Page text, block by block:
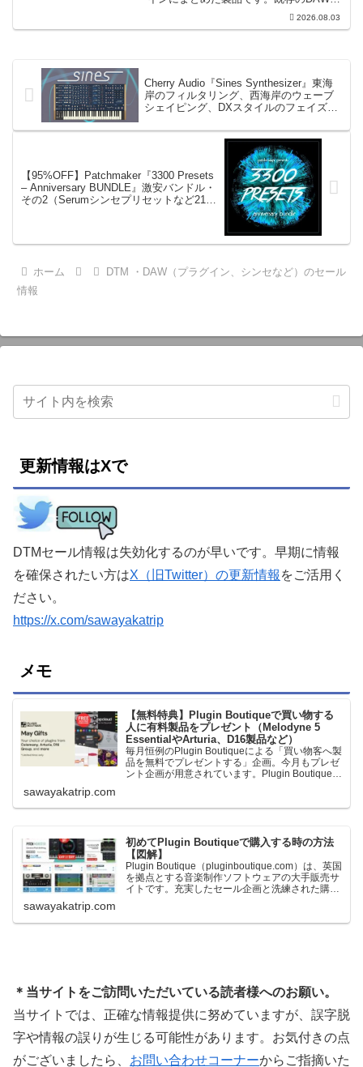
乗り換えることなく、68種類のシンセや
2026.08.03
Cherry Audio『Sines Synthesizer』東海
岸のフィルタリング、西海岸のウェーブ
シェイピング、DXスタイルのフェイズモ
セ・プラグイン
【95%OFF】Patchmaker『3300 Presets
– Anniversary BUNDLE』激安バンドル・
その2（Serumシンセプリセットなど21製
ホーム
DTM ・DAW（プラグイン、シンセなど）のセール
情報
更新情報はXで
DTMセール情報は失効化するのが早いです。早期に情報
を確保されたい方はX（旧Twitter）の更新情報 をご活用く
ださい。
https://x.com/sawayakatrip
メモ
【無料特典】Plugin Boutiqueで買い物する
人に有料製品をプレゼント（Melodyne 5
EssentialやArturia、D16製品など）
毎月恒例のPlugin Boutiqueによる「買い物客へ製
品を無料でプレゼントする」企画。今月もプレゼ
ント企画が用意されています。Plugin Boutiqueで
ます。＊無料配布終了予定日：日本時間：
sawayakatrip.com
初めてPlugin Boutiqueで購入する時の方法
【図解】
Plugin Boutique（pluginboutique.com）は、英国
を拠点とする音楽制作ソフトウェアの大手販売サ
イトです。充実したセール企画と洗練された購入
に知っておきたいこと価格表示に…
sawayakatrip.com
＊当サイトをご訪問いただいている読者様へのお願い。
当サイトでは、正確な情報提供に努めていますが、誤字脱
字や情報の誤りが生じる可能性があります。お気付きの点
がございましたら、 お問い合わせコーナーからご指摘いた